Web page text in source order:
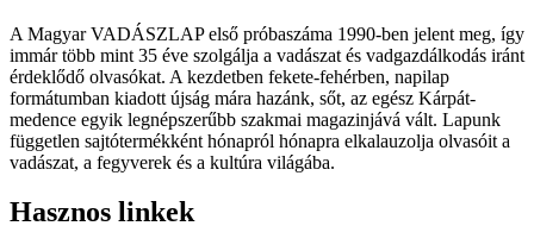
A Magyar VADÁSZLAP első próbaszáma 1990-ben jelent meg, így
immár több mint 35 éve szolgálja a vadászat és vadgazdálkodás iránt
érdeklődő olvasókat. A kezdetben fekete-fehérben, napilap
formátumban kiadott újság mára hazánk, sőt, az egész Kárpát-
medence egyik legnépszerűbb szakmai magazinjává vált. Lapunk
független sajtótermékként hónapról hónapra elkalauzolja olvasóit a
vadászat, a fegyverek és a kultúra világába.
Hasznos linkek